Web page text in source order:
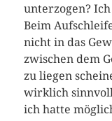
unterzogen?
Beim
nicht in das
zwischen dem
zu liegen
wirklich
ich hatte